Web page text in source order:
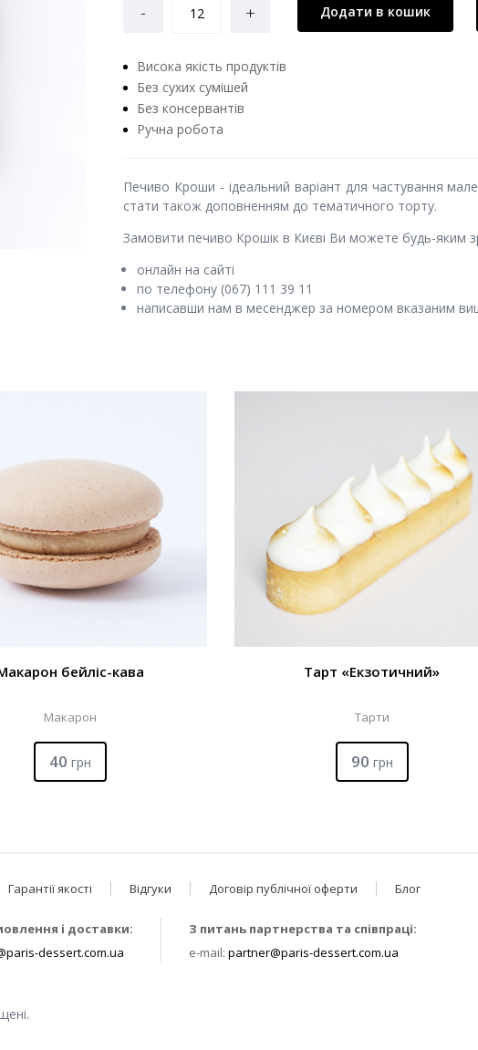
- + Додати в кошик
Висока якість продуктів
Без сухих сумішей
Без консервантів
Ручна робота
Печиво Кроши - ідеальний варіант для частування
стати також доповненням до тематичного торту.
Замовити печиво Крошік в Києві Ви можете будь-яким
онлайн на сайті
по телефону (067) 111 39 11
написавши нам в месенджер за номером вказаним
бейліс-кава
Макарон
40 грн
Тарт «Екзотичний»
Тарти
90 грн
Гарантії якості Відгуки Договір публічної оферти Блог
і доставки:
dessert.com.ua
З питань партнерства та співпраці:
e-mail: partner@paris-dessert.com.ua